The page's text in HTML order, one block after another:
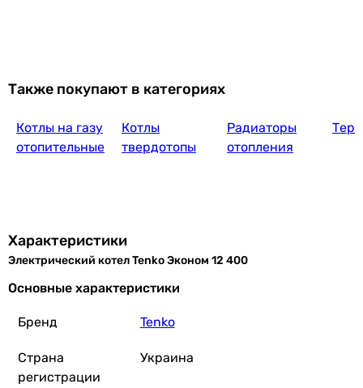
Также покупают в категориях
Котлы на газу
отопительные
Котлы
твердотопы
Радиаторы
отопления
Характеристики
Электрический котел Tenko Эконом 12 400
Основные характеристики
Бренд Tenko
Страна
регистрации
Украина